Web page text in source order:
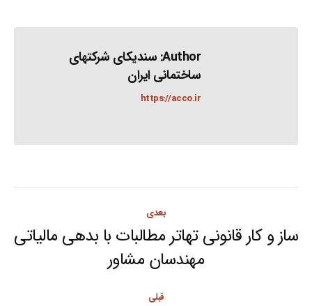
Author: سندیکای شرکتهای
ساختمانی ایران
https://acco.ir
navigation
قبلی
بعدی
Next
post:
ساز و کار قانونی تهاتر مطالبات با بدهی مالیاتی
مهندسان مشاور